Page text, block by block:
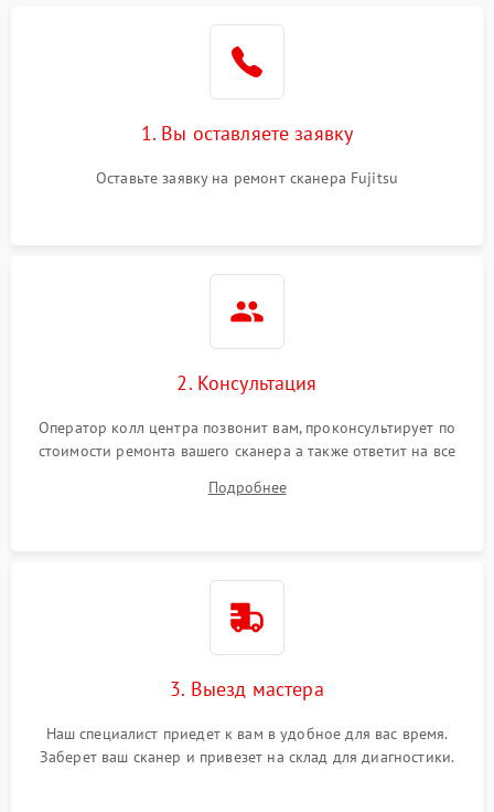
1. Вы оставляете заявку
Оставьте заявку на ремонт сканера Fujitsu
2. Консультация
Оператор колл центра позвонит вам, проконсультирует по
стоимости ремонта вашего сканера а также ответит на все
Подробнее
3. Выезд мастера
Наш специалист приедет к вам в удобное для вас время.
Заберет ваш сканер и привезет на склад для диагностики.